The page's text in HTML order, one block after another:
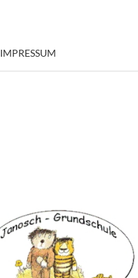
IMPRESSUM